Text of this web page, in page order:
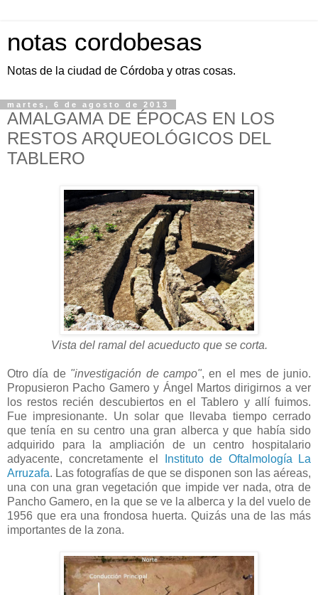
notas cordobesas
Notas de la ciudad de Córdoba y otras cosas.
martes, 6 de agosto de 2013
AMALGAMA DE ÉPOCAS EN LOS
RESTOS ARQUEOLÓGICOS DEL
TABLERO
Vista del ramal del acueducto que se corta.
Otro día de "investigación de campo", en el mes de junio.
Propusieron Pacho Gamero y Ángel Martos dirigirnos a ver
los restos recién descubiertos en el Tablero y allí fuimos.
Fue impresionante. Un solar que llevaba tiempo cerrado
que tenía en su centro una gran alberca y que había sido
adquirido para la ampliación de un centro hospitalario
adyacente, concretamente el
Instituto de Oftalmología La
Arruzafa. Las fotografías de que se disponen son las aéreas,
una con una gran vegetación que impide ver nada, otra de
Pancho Gamero, en la que se ve la alberca y la del vuelo de
1956 que era una frondosa huerta. Quizás una de las más
importantes de la zona.